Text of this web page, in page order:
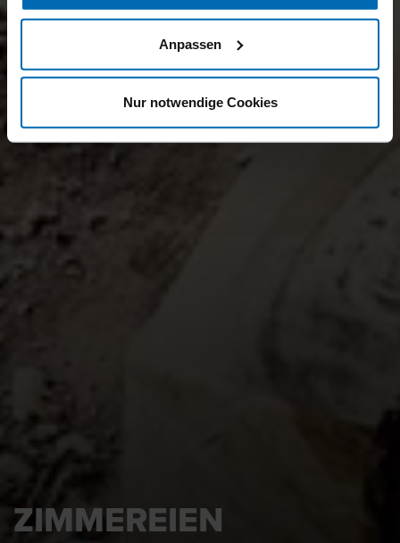
Anpassen
Nur notwendige Cookies
ZIMMEREIEN